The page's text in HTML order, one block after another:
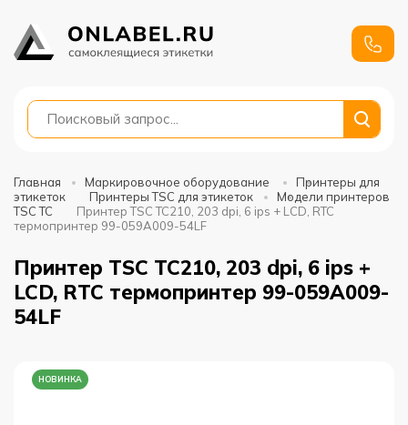
+7
991
Главная Маркировочное оборудование
Принтеры для
этикеток
Принтеры TSC для этикеток
Модели принтеров
TSC TC
Принтер TSC TC210, 203 dpi, 6 ips + LCD, RTC
термопринтер 99-059A009-54LF
Принтер TSC TC210, 203 dpi, 6 ips +
LCD, RTC термопринтер 99-059A009-
54LF
НОВИНКА